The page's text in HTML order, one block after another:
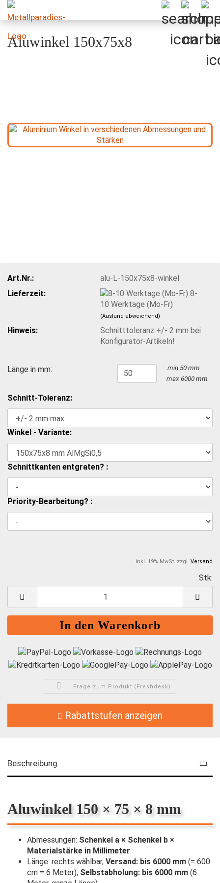
Aluwinkel 150x75x8
Art.Nr.:
alu-L-150x75x8-winkel
Lieferzeit:
8-
10 Werktage (Mo-Fr)
(Ausland abweichend)
Hinweis:
Schnitttoleranz +/- 2 mm bei
Konfigurator-Artikeln!
Länge in mm:
min 50 mm
max 6000 mm
Schnitt-Toleranz:
Winkel - Variante:
Schnittkanten entgraten? :
Priority-Bearbeitung? :
inkl. 19% MwSt. zzgl. Versand
Stk:
Frage zum Produkt (Freshdesk)
Rabattstufen anzeigen
Beschreibung
Aluwinkel 150 × 75 × 8 mm
Abmessungen: Schenkel a × Schenkel b ×
Materialstärke in Millimeter
Länge: rechts wählbar, Versand: bis 6000 mm (= 600
cm = 6 Meter), Selbstabholung: bis 6000 mm (6